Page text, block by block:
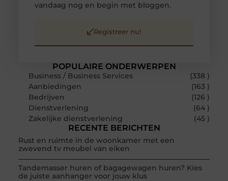
POPULAIRE ONDERWERPEN
Business / Business Services
(338 )
Aanbiedingen
(163 )
Bedrijven
(126 )
Dienstverlening
(64 )
Zakelijke dienstverlening
(45 )
RECENTE BERICHTEN
Rust en ruimte in de woonkamer met een
zwevend tv meubel van eiken
Tandemasser huren of bagagewagen huren? Kies
de juiste aanhanger voor jouw klus
vandaag nog en begin met bloggen.
Registreer nu!